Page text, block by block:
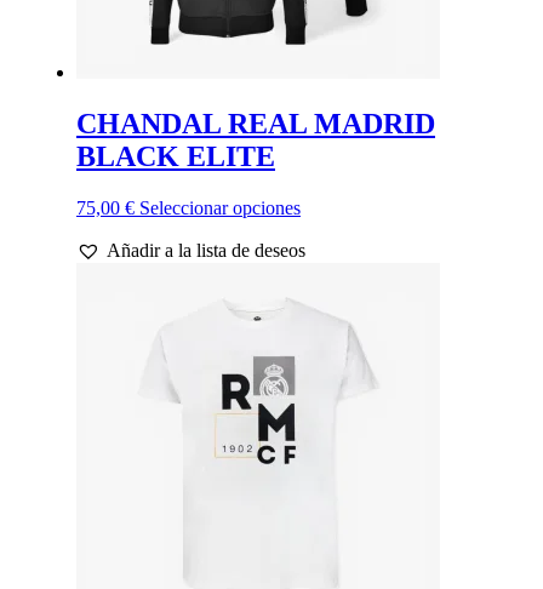
CHANDAL REAL MADRID
BLACK ELITE
75,00 € Seleccionar opcionesEste
tiene
Las
opciones
pueden
elegir
Añadir a la lista de deseos